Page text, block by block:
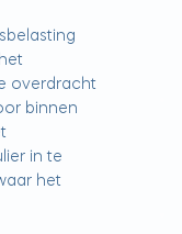
overdracht
binnen
in te
het